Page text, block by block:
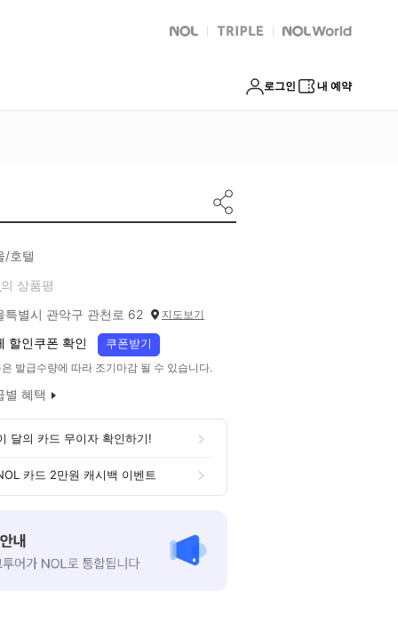
NOL 트리플 Global Interpark
로그인 내 예약
/호텔
의 상품평
특별시 관악구 관천로 62 지도보기
할인쿠폰 확인 쿠폰받기
은 발급수량에 따라 조기마감 될 수 있습니다.
별 혜택
달의 카드 무이자 확인하기!
카드 2만원 캐시백 이벤트